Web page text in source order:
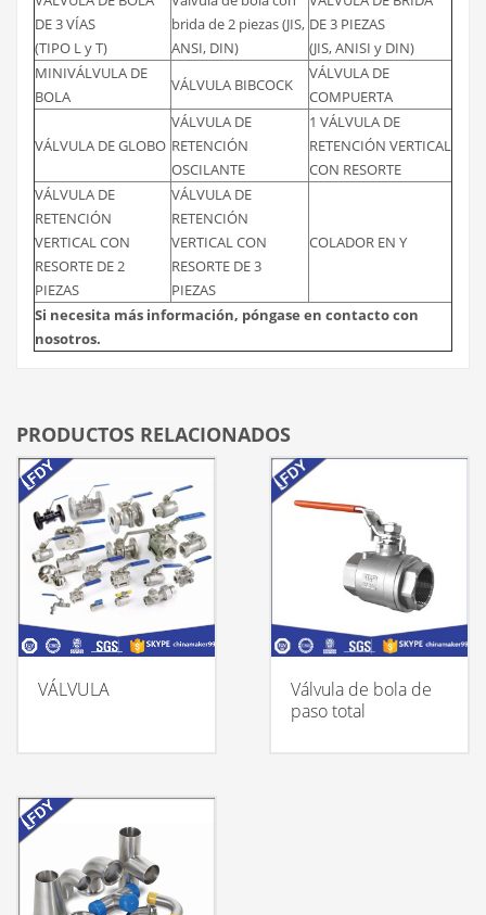
DE 3 VÍAS
(TIPO L y T)
brida de 2 piezas (JIS,
ANSI, DIN)
DE 3 PIEZAS
(JIS, ANISI y DIN)
MINIVÁLVULA DE
BOLA
VÁLVULA BIBCOCK
VÁLVULA DE
COMPUERTA
VÁLVULA DE GLOBO
VÁLVULA DE
RETENCIÓN
OSCILANTE
1 VÁLVULA DE
RETENCIÓN VERTICAL
CON RESORTE
VÁLVULA DE
RETENCIÓN
VERTICAL CON
RESORTE DE 2
PIEZAS
VÁLVULA DE
RETENCIÓN
VERTICAL CON
RESORTE DE 3
PIEZAS
COLADOR EN Y
Si necesita más información, póngase en contacto con
nosotros.
PRODUCTOS RELACIONADOS
VÁLVULA
Válvula de bola de
paso total